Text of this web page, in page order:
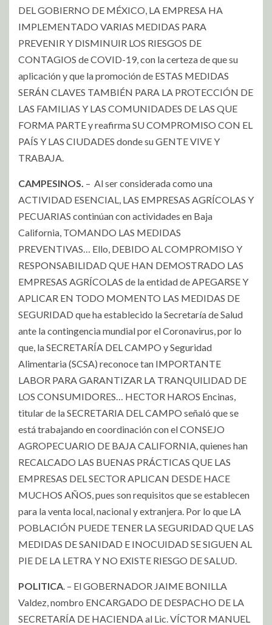
DEL GOBIERNO DE MÉXICO, LA EMPRESA HA
IMPLEMENTADO VARIAS MEDIDAS PARA
PREVENIR Y DISMINUIR LOS RIESGOS DE
CONTAGIOS de COVID-19, con la certeza de que su
aplicación y que la promoción de ESTAS MEDIDAS
SERÁN CLAVES TAMBIÉN PARA LA PROTECCIÓN DE
LAS FAMILIAS Y LAS COMUNIDADES DE LAS QUE
FORMA PARTE y reafirma SU COMPROMISO CON EL
PAÍS Y LAS CIUDADES donde su GENTE VIVE Y
TRABAJA.
CAMPESINOS. – Al ser considerada como una
ACTIVIDAD ESENCIAL, LAS EMPRESAS AGRÍCOLAS Y
PECUARIAS continúan con actividades en Baja
California, TOMANDO LAS MEDIDAS
PREVENTIVAS… Ello, DEBIDO AL COMPROMISO Y
RESPONSABILIDAD QUE HAN DEMOSTRADO LAS
EMPRESAS AGRÍCOLAS de la entidad de APEGARSE Y
APLICAR EN TODO MOMENTO LAS MEDIDAS DE
SEGURIDAD que ha establecido la Secretaría de Salud
ante la contingencia mundial por el Coronavirus, por lo
que, la SECRETARÍA DEL CAMPO y Seguridad
Alimentaria (SCSA) reconoce tan IMPORTANTE
LABOR PARA GARANTIZAR LA TRANQUILIDAD DE
LOS CONSUMIDORES… HECTOR HAROS Encinas,
titular de la SECRETARIA DEL CAMPO señaló que se
está trabajando en coordinación con el CONSEJO
AGROPECUARIO DE BAJA CALIFORNIA, quienes han
RECALCADO LAS BUENAS PRÁCTICAS QUE LAS
EMPRESAS DEL SECTOR APLICAN DESDE HACE
MUCHOS AÑOS, pues son requisitos que se establecen
para la venta local, nacional y extranjera. Por lo que LA
POBLACIÓN PUEDE TENER LA SEGURIDAD QUE LAS
MEDIDAS DE SANIDAD E INOCUIDAD SE SIGUEN AL
PIE DE LA LETRA Y NO EXISTE RIESGO DE SALUD.
POLITICA. – El GOBERNADOR JAIME BONILLA
Valdez, nombro ENCARGADO DE DESPACHO DE LA
SECRETARÍA DE HACIENDA al Lic. VÍCTOR MANUEL